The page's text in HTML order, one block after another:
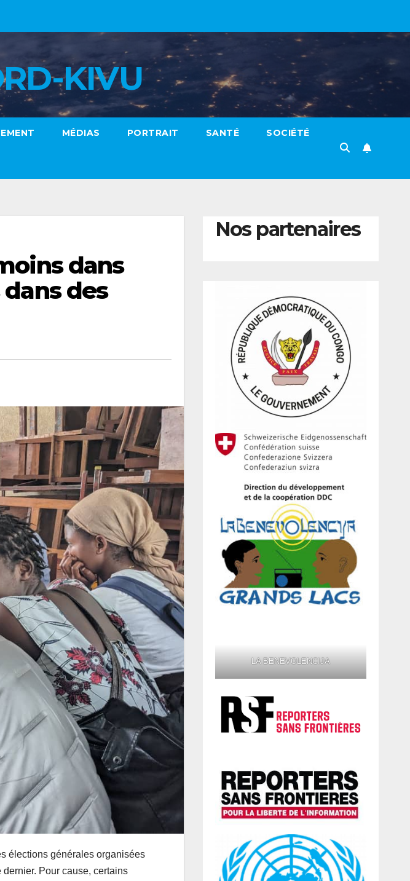
KIVU
MÉDIAS PORTRAIT SANTÉ SOCIÉTÉ
dans
dans des
élections générales organisées
Pour cause, certains
Nos partenaires
LA BENEVOLENCIJA